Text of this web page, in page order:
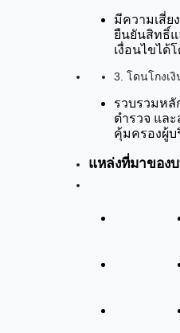
มีความเสี่ย
ยืนยันสิทธิ์แ
เงื่อนไขได้
3. โดนโกงเ
รวบรวมหลั
ตำรวจ แล
คุ้มครองผู้บ
แหล่งที่มาของ